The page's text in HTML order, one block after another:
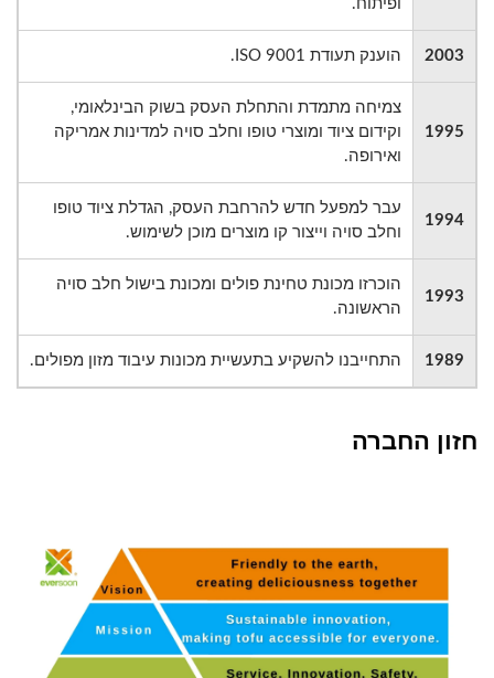
ופיתוח.
2003 הוענק תעודת ISO 9001.
1995
צמיחה מתמדת והתחלת העסק בשוק הבינלאומי,
וקידום ציוד ומוצרי טופו וחלב סויה למדינות אמריקה
ואירופה.
1994
עבר למפעל חדש להרחבת העסק, הגדלת ציוד טופו
וחלב סויה וייצור קו מוצרים מוכן לשימוש.
1993
הוכרזו מכונת טחינת פולים ומכונת בישול חלב סויה
הראשונה.
1989 התחייבנו להשקיע בתעשיית מכונות עיבוד מזון מפולים.
חזון החברה